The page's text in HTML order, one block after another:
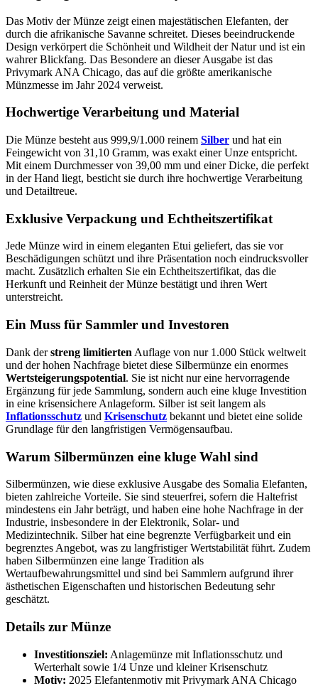
Das Motiv der Münze zeigt einen majestätischen Elefanten, der
durch die afrikanische Savanne schreitet. Dieses beeindruckende
Design verkörpert die Schönheit und Wildheit der Natur und ist ein
wahrer Blickfang. Das Besondere an dieser Ausgabe ist das
Privymark ANA Chicago, das auf die größte amerikanische
Münzmesse im Jahr 2024 verweist.
Hochwertige Verarbeitung und Material
Die Münze besteht aus 999,9/1.000 reinem Silber und hat ein
Feingewicht von 31,10 Gramm, was exakt einer Unze entspricht.
Mit einem Durchmesser von 39,00 mm und einer Dicke, die perfekt
in der Hand liegt, besticht sie durch ihre hochwertige Verarbeitung
und Detailtreue.
Exklusive Verpackung und Echtheitszertifikat
Jede Münze wird in einem eleganten Etui geliefert, das sie vor
Beschädigungen schützt und ihre Präsentation noch eindrucksvoller
macht. Zusätzlich erhalten Sie ein Echtheitszertifikat, das die
Herkunft und Reinheit der Münze bestätigt und ihren Wert
unterstreicht.
Ein Muss für Sammler und Investoren
Dank derstreng limitierten Auflage von nur 1.000 Stück weltweit
und der hohen Nachfrage bietet diese Silbermünze ein enormes
Wertsteigerungspotential. Sie ist nicht nur eine hervorragende
Ergänzung für jede Sammlung, sondern auch eine kluge Investition
in eine krisensichere Anlageform. Silber ist seit langem als
Inflationsschutz und Krisenschutz bekannt und bietet eine solide
Grundlage für den langfristigen Vermögensaufbau.
Warum Silbermünzen eine kluge Wahl sind
Silbermünzen, wie diese exklusive Ausgabe des Somalia Elefanten,
bieten zahlreiche Vorteile. Sie sind steuerfrei, sofern die Haltefrist
mindestens ein Jahr beträgt, und haben eine hohe Nachfrage in der
Industrie, insbesondere in der Elektronik, Solar- und
Medizintechnik. Silber hat eine begrenzte Verfügbarkeit und ein
begrenztes Angebot, was zu langfristiger Wertstabilität führt. Zudem
haben Silbermünzen eine lange Tradition als
Wertaufbewahrungsmittel und sind bei Sammlern aufgrund ihrer
ästhetischen Eigenschaften und historischen Bedeutung sehr
geschätzt.
Details zur Münze
Investitionsziel: Anlagemünze mit Inflationsschutz und
Werterhalt sowie 1/4 Unze und kleiner Krisenschutz
Motiv: 2025 Elefantenmotiv mit Privymark ANA Chicago